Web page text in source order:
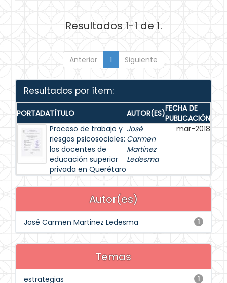
Resultados 1-1 de 1.
Anterior 1 Siguiente
Resultados por ítem:
PORTADATÍTULO AUTOR(ES)FECHA DE
PUBLICACIÓN
Proceso de trabajo y
riesgos psicosociales:
los docentes de
educación superior
privada en Querétaro
José
Carmen
Martinez
Ledesma
mar-2018
Autor(es)
1
José Carmen Martinez Ledesma
Temas
1
estrategias